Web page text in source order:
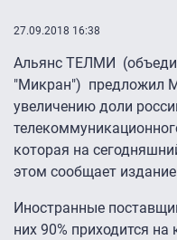
27.09.2018 16:38
Альянс ТЕЛМИ
"Микран") предложил
увеличению доли
которая на
этом сообщает
Иностранные
них 90% приходится